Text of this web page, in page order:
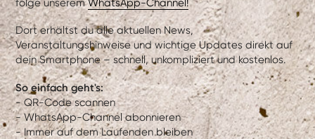
folge unseremWhatsApp-Channel!
Dort erhältst du alle aktuellen News,
Veranstaltungshinweise und wichtige Updates direkt auf
dein Smartphone – schnell, unkompliziert und kostenlos.
So einfach geht's:
- QR-Code scannen
- WhatsApp-Channel abonnieren
- Immer auf dem Laufenden bleiben